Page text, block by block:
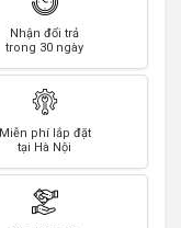
Nhận đổi trả
trong 30 ngày
Miễn phí lắp đặt
tại Hà Nội